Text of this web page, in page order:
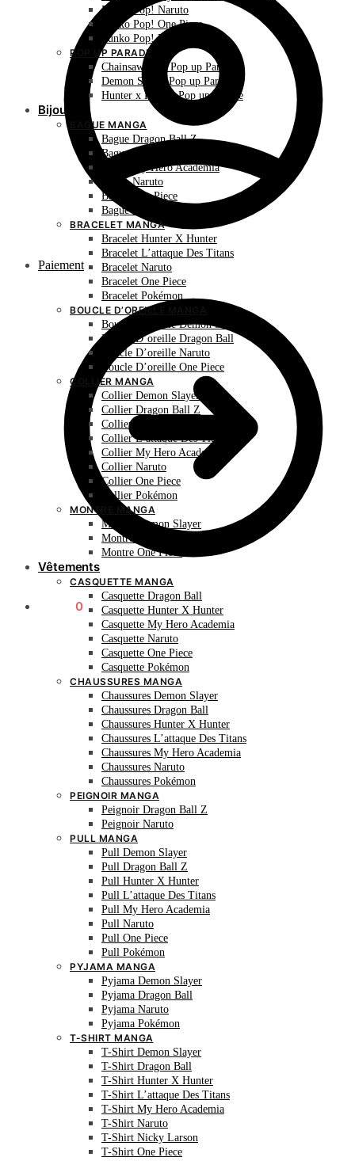
Paiement
0
Funko Pop! Naruto
Funko Pop! One Piece
Funko Pop! Pokémon
POP UP PARADE
Chainsaw Man Pop up Parade
Demon Slayer Pop up Parade
Hunter x Hunter Pop up Parade
Bijoux
BAGUE MANGA
Bague Dragon Ball Z
Bague Hunter X Hunter
Bague My Hero Academia
Bague Naruto
Bague One Piece
Bague Pokémon
BRACELET MANGA
Bracelet Hunter X Hunter
Bracelet L’attaque Des Titans
Bracelet Naruto
Bracelet One Piece
Bracelet Pokémon
BOUCLE D’OREILLE MANGA
Boucle D’oreille Demon Slayer
Boucle D’oreille Dragon Ball
Boucle D’oreille Naruto
Boucle D’oreille One Piece
COLLIER MANGA
Collier Demon Slayer
Collier Dragon Ball Z
Collier Hunter X Hunter
Collier L’attaque Des Titans
Collier My Hero Academia
Collier Naruto
Collier One Piece
Collier Pokémon
MONTRE MANGA
Montre Demon Slayer
Montre Naruto
Montre One Piece
Vêtements
CASQUETTE MANGA
Casquette Dragon Ball
Casquette Hunter X Hunter
Casquette My Hero Academia
Casquette Naruto
Casquette One Piece
Casquette Pokémon
CHAUSSURES MANGA
Chaussures Demon Slayer
Chaussures Dragon Ball
Chaussures Hunter X Hunter
Chaussures L’attaque Des Titans
Chaussures My Hero Academia
Chaussures Naruto
Chaussures Pokémon
PEIGNOIR MANGA
Peignoir Dragon Ball Z
Peignoir Naruto
PULL MANGA
Pull Demon Slayer
Pull Dragon Ball Z
Pull Hunter X Hunter
Pull L’attaque Des Titans
Pull My Hero Academia
Pull Naruto
Pull One Piece
Pull Pokémon
PYJAMA MANGA
Pyjama Demon Slayer
Pyjama Dragon Ball
Pyjama Naruto
Pyjama Pokémon
T-SHIRT MANGA
T-Shirt Demon Slayer
T-Shirt Dragon Ball
T-Shirt Hunter X Hunter
T-Shirt L’attaque Des Titans
T-Shirt My Hero Academia
T-Shirt Naruto
T-Shirt Nicky Larson
T-Shirt One Piece